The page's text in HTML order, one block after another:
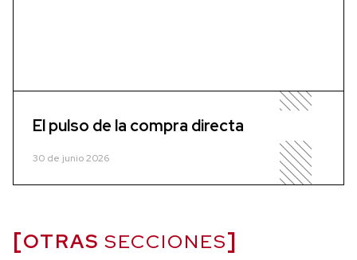
El pulso de la compra directa
30 de junio 2026
OTRAS SECCIONES